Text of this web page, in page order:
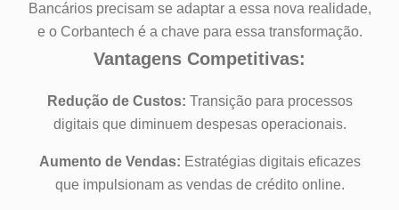
Bancários precisam se adaptar a essa nova realidade,
e o Corbantech é a chave para essa transformação.
Vantagens Competitivas:
Redução de Custos: Transição para processos
digitais que diminuem despesas operacionais.
Aumento de Vendas: Estratégias digitais eficazes
que impulsionam as vendas de crédito online.